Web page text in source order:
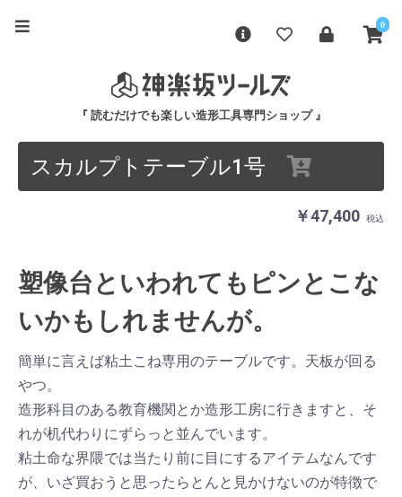
0
『 読むだけでも楽しい造形工具専門ショップ 』
スカルプトテーブル1号
￥47,400 税込
塑像台といわれてもピンとこな
いかもしれませんが。
簡単に言えば粘土こね専用のテーブルです。天板が回る
やつ。
造形科目のある教育機関とか造形工房に行きますと、そ
れが机代わりにずらっと並んでいます。
粘土命な界隈では当たり前に目にするアイテムなんです
が、いざ買おうと思ったらとんと見かけないのが特徴で